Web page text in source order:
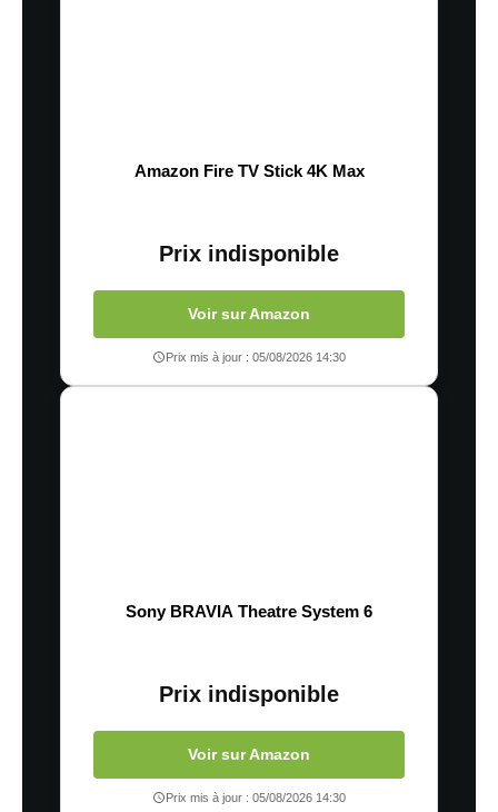
Amazon Fire TV Stick 4K Max
Prix indisponible
Voir sur Amazon
Prix mis à jour : 05/08/2026 14:30
Sony BRAVIA Theatre System 6
Prix indisponible
Voir sur Amazon
Prix mis à jour : 05/08/2026 14:30